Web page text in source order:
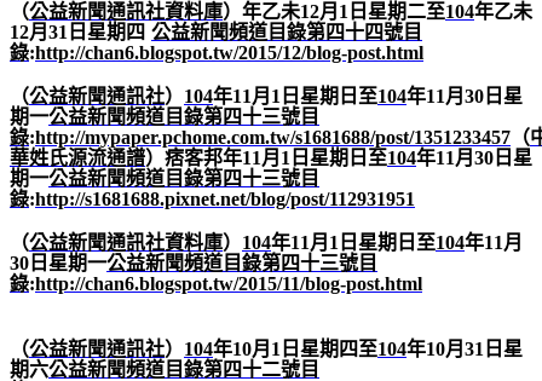
（公益新聞通訊社資料庫）年乙未12月 1 日星期二至104年乙未
12月 31 日星期四 公益新聞頻道目錄第四十四號目
錄:http://chan6.blogspot.tw/2015/12/blog-post.html
（公益新聞通訊社） 104年11 月 1 日星期日至104年11 月 30 日星
期一公益新聞頻道目錄第四十三號目
錄:http://mypaper.pchome.com.tw/s1681688/post/1351233457 （
華姓氏源流通譜）痞客邦年11 月 1 日星期日至104年11 月 30 日星
期一公益新聞頻道目錄第四十三號目
錄:http://s1681688.pixnet.net/blog/post/112931951
（公益新聞通訊社資料庫） 104年11 月 1 日星期日至104年11 月
30 日星期一公益新聞頻道目錄第四十三號目
錄:http://chan6.blogspot.tw/2015/11/blog-post.html
（公益新聞通訊社） 104年10月 1 日星期四至104年10月 31 日星
期六公益新聞頻道目錄第四十二號目